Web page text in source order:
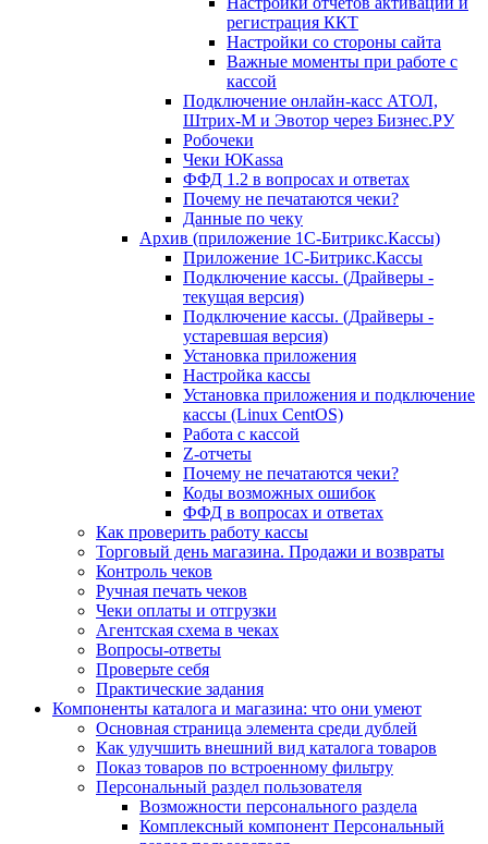
регистрация ККТ
Настройки со стороны сайта
Важные моменты при работе с
кассой
Подключение онлайн-касс АТОЛ,
Штрих-М и Эвотор через Бизнес.РУ
Робочеки
Чеки ЮKassa
ФФД 1.2 в вопросах и ответах
Почему не печатаются чеки?
Данные по чеку
Архив (приложение 1С-Битрикс.Кассы)
Приложение 1С-Битрикс.Кассы
Подключение кассы. (Драйверы -
текущая версия)
Подключение кассы. (Драйверы -
устаревшая версия)
Установка приложения
Настройка кассы
Установка приложения и подключение
кассы (Linux CentOS)
Работа с кассой
Z-отчеты
Почему не печатаются чеки?
Коды возможных ошибок
ФФД в вопросах и ответах
Как проверить работу кассы
Торговый день магазина. Продажи и возвраты
Контроль чеков
Ручная печать чеков
Чеки оплаты и отгрузки
Агентская схема в чеках
Вопросы-ответы
Проверьте себя
Практические задания
Компоненты каталога и магазина: что они умеют
Основная страница элемента среди дублей
Как улучшить внешний вид каталога товаров
Показ товаров по встроенному фильтру
Персональный раздел пользователя
Возможности персонального раздела
Комплексный компонент Персональный